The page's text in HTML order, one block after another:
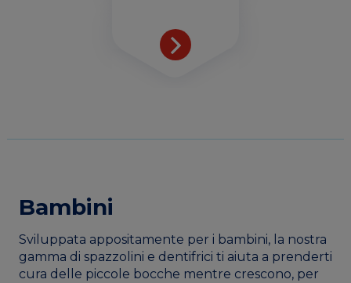
Bambini
Sviluppata appositamente per i bambini, la nostra
gamma di spazzolini e dentifrici ti aiuta a prenderti
cura delle piccole bocche mentre crescono, per